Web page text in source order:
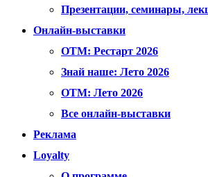
Презентации, семинары,
Онлайн-выставки
OTM: Рестарт 2026
Знай наше: Лето 2026
OTM: Лето 2026
Все онлайн-выставки
Реклама
Loyalty